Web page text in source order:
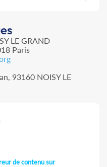
LE GRAND
Paris
93160 NOISY LE
de contenu sur